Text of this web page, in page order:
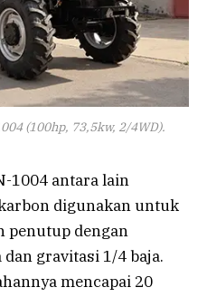
(100hp, 73,5kw, 2/4WD).
1004 antara lain
digunakan untuk
penutup dengan
gravitasi 1/4 baja.
mencapai 20